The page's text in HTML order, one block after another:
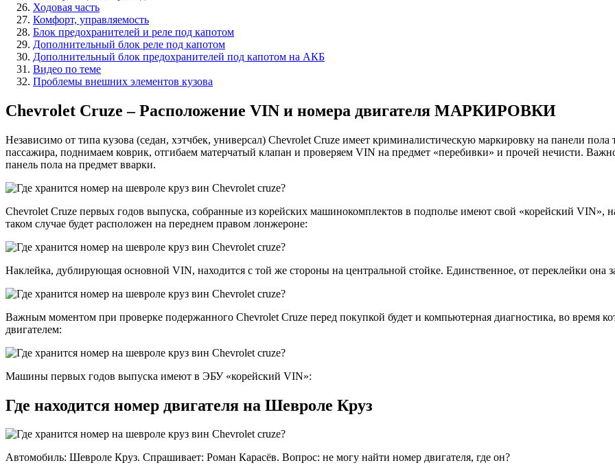
Ходовая часть
Комфорт, управляемость
Блок предохранителей и реле под капотом
Дополнительный блок реле под капотом
Дополнительный блок предохранителей под капотом на АКБ
Видео по теме
Проблемы внешних элементов кузова
Chevrolet Cruze – Расположение VIN и номера двигателя МАРКИРОВКИ
Независимо от типа кузова (седан, хэтчбек, универсал) Chevrolet Cruze имеет криминалистическую маркировку на панели
пассажира, поднимаем коврик, отгибаем матерчатый клапан и проверяем VIN на предмет «перебивки» и прочей нечисти.
панель пола на предмет вварки.
Chevrolet Cruze первых годов выпуска, собранные из корейских машинокомплектов в подполье имеют свой «корейский
таком случае будет расположен на переднем правом лонжероне:
Наклейка, дублирующая основной VIN, находится с той же стороны на центральной стойке. Единственное, от переклейки она
Важным моментом при проверке подержанного Chevrolet Cruze перед покупкой будет и компьютерная диагностика, во время
двигателем:
Машины первых годов выпуска имеют в ЭБУ «корейский VIN»:
Где находится номер двигателя на Шевроле Круз
Автомобиль: Шевроле Круз. Спрашивает: Роман Карасёв. Вопрос: не могу найти номер двигателя, где он?